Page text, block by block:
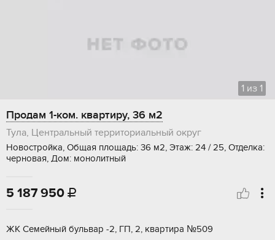
1 из 1
Продам 1-ком. квартиру, 36 м2
Тула, Центральный территориальный округ
Новостройка, Общая площадь: 36 м2, Этаж: 24 / 25, Отделка:
черновая, Дом: монолитный
5 187 950 
ЖК Семейный бульвар -2, ГП, 2, квартира №509